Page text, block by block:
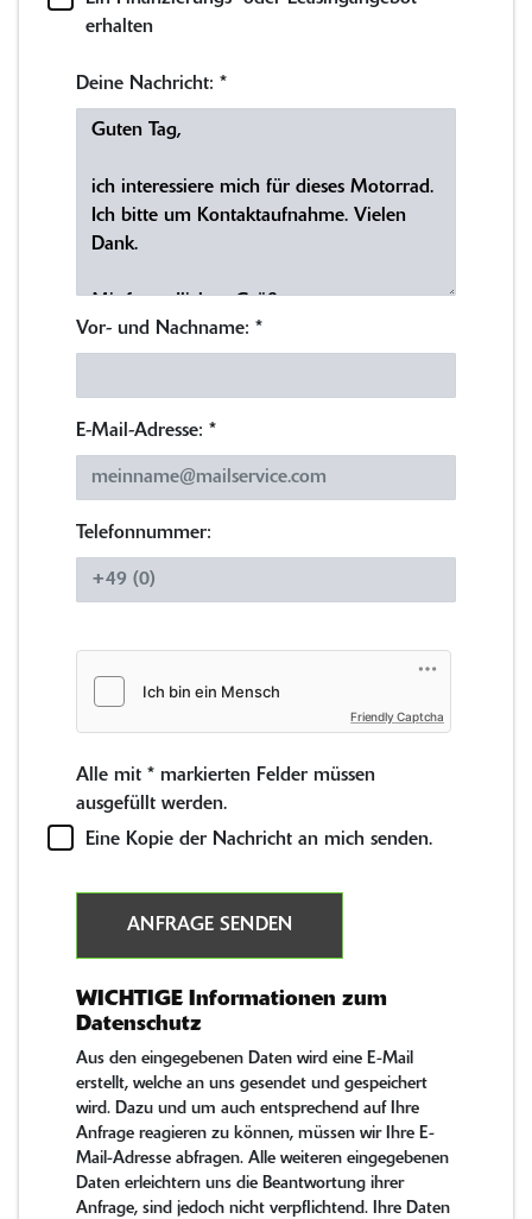
erhalten
Deine Nachricht: *
Vor- und Nachname: *
E-Mail-Adresse: *
Telefonnummer:
Friendly Captcha
Alle mit * markierten Felder müssen
ausgefüllt werden.
Eine Kopie der Nachricht an mich senden.
ANFRAGE SENDEN
WICHTIGE Informationen zum
Datenschutz
Aus den eingegebenen Daten wird eine E-Mail
erstellt, welche an uns gesendet und gespeichert
wird. Dazu und um auch entsprechend auf Ihre
Anfrage reagieren zu können, müssen wir Ihre E-
Mail-Adresse abfragen. Alle weiteren eingegebenen
Daten erleichtern uns die Beantwortung ihrer
Anfrage, sind jedoch nicht verpflichtend. Ihre Daten